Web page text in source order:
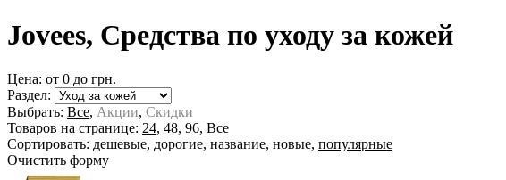
Jovees, Средства по уходу за кожей
Цена: от 0 до грн.
Раздел:
Выбрать: Все, Акции, Скидки
Товаров на странице: 24, 48, 96, Все
Сортировать: дешевые, дорогие, название, новые, популярные
Очистить форму